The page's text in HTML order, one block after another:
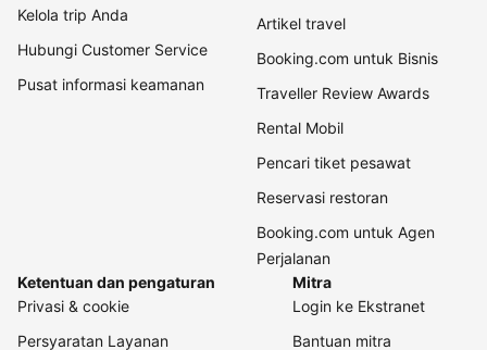
Kelola trip Anda
Hubungi Customer Service
Pusat informasi keamanan
Artikel travel
Booking.com untuk Bisnis
Traveller Review Awards
Rental Mobil
Pencari tiket pesawat
Reservasi restoran
Booking.com untuk Agen
Perjalanan
Ketentuan dan pengaturan
Privasi & cookie
Persyaratan Layanan
Mitra
Login ke Ekstranet
Bantuan mitra